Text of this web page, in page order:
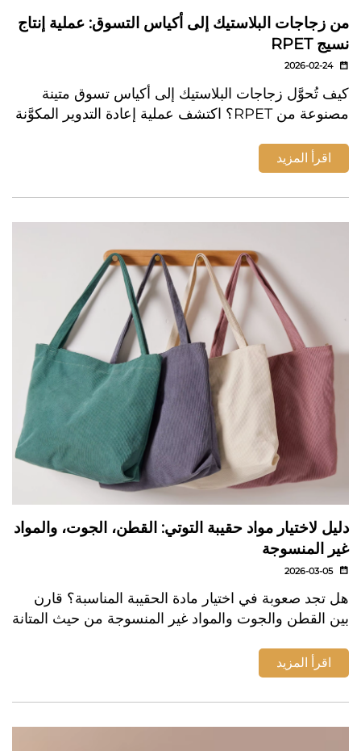
من زجاجات البلاستيك إلى أكياس التسوق: عملية إنتاج
نسيج RPET
2026-02-24
كيف تُحوَّل زجاجات البلاستيك إلى أكياس تسوق متينة
مصنوعة من RPET؟ اكتشف عملية إعادة التدوير المكوَّنة
RPET. تعرَّف على المزيد.
اقرأ المزيد
دليل لاختيار مواد حقيبة التوتي: القطن، الجوت، والمواد
غير المنسوجة
2026-03-05
هل تجد صعوبة في اختيار مادة الحقيبة المناسبة؟ قارن
بين القطن والجوت والمواد غير المنسوجة من حيث المتانة
المثالية اليوم.
اقرأ المزيد